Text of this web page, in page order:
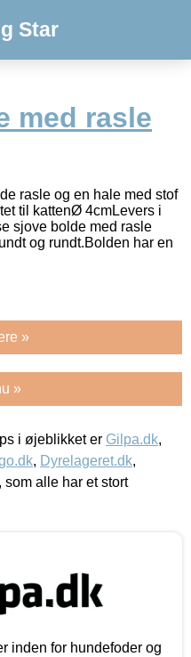
Star
med rasle
rasle og en hale med stof
til kattenØ 4cmLevers i
sjove bolde med rasle
og rundt.Bolden har en
»
»
i øjeblikket er Gilpa.dk,
, Dyrelageret.dk,
, som alle har et stort
inden for hundefoder og